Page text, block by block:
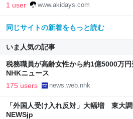
1 user www.akidays.com
同じサイトの新着をもっと読む
いま人気の記事
税務職員が高齢女性から約1億5000万
NHKニュース
175 users news.web.nhk
「外国人受け入れ反対」大幅増 東大調
NEWSjp